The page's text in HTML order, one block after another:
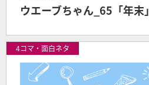
ウエーブちゃん_65「年末」
4コマ・面白ネタ